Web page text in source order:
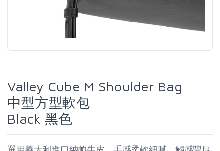
Valley Cube M Shoulder Bag
中型方型軟包
Black 黑色